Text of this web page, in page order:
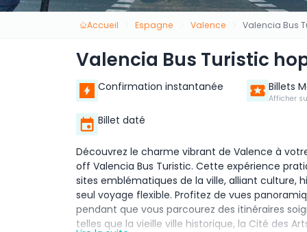
Accueil Espagne Valence Valencia Bus
Valencia Bus Turistic
Confirmation instantanée Billets
Afficher
Billet daté
Découvrez le charme vibrant de Valence à
off Valencia Bus Turistic. Cette expérience
sites emblématiques de la ville, alliant culture,
seul voyage flexible. Profitez de vues
pendant que vous parcourez des itinéraires
telles que la vieille ville historique, la Cité des